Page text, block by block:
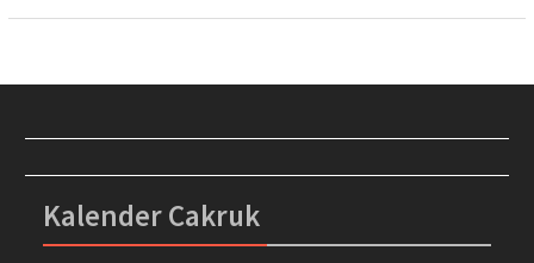
Kalender Cakruk